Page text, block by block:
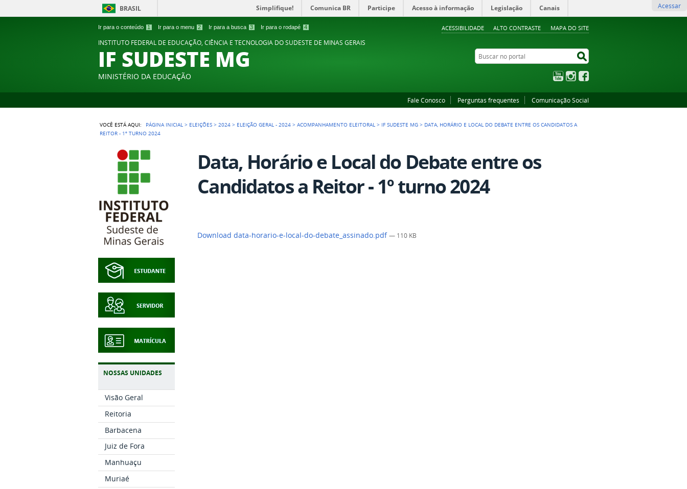
Ir para o conteúdo 1 Ir para o menu 2 Ir para a busca 3 Ir para o rodapé 4 ACESSIBILIDADE ALTO CONTRASTE MAPA DO SITE
BRASIL Simplifique! Comunica BR Participe Acesso à informação Legislação Canais Acessar
INSTITUTO FEDERAL DE EDUCAÇÃO, CIÊNCIA E TECNOLOGIA DO SUDESTE DE MINAS GERAIS
IF SUDESTE MG
MINISTÉRIO DA EDUCAÇÃO
Buscar no portal
YouTubeInstagram
Fale Conosco Perguntas frequentes Comunicação Social
VOCÊ ESTÁ AQUI: PÁGINA INICIAL > ELEIÇÕES >2024 > ELEIÇÃO GERAL - 2024 >ACOMPANHAMENTO ELEITORAL > IF SUDESTE MG > DATA, HORÁRIO E LOCAL DO DEBATE ENTRE OS CANDIDATOS A
REITOR - 1º TURNO 2024
NOSSAS UNIDADES
Visão Geral
Reitoria
Barbacena
Juiz de Fora
Manhuaçu
Muriaé
Data, Horário e Local do Debate entre os
Candidatos a Reitor - 1º turno 2024
Download data-horario-e-local-do-debate_assinado.pdf— 110 KB